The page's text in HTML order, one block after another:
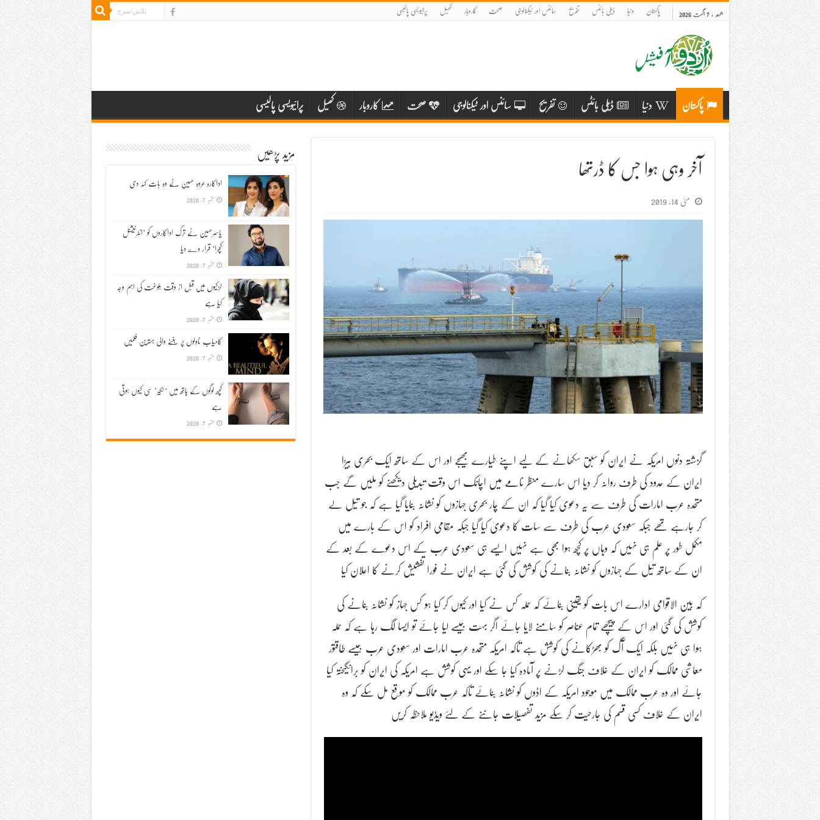
جمعہ , 7 اگست 2026 پاکستان دنیا ڈیلی بائٹس تفریح سائنس اور ٹیکنالوجی صحت کاروبار کھیل پرائیویسی پالیسی
پاکستان دنیا ڈیلی بائٹس تفریح سائنس اور ٹیکنالوجی صحت کاروبار کھیل پرائیویسی پالیسی
آخر وہی ہوا جس کا ڈرتھا
مئی 14, 2019
گزشتہ دنوں امریکہ نے ایران کو سبق سکھانے کے لیے اپنے طیارے بھیجے اور اس کے ساتھ ایک بحری بیڑا
ایران کے حدود کی طرف روانہ کر دیا اس سارے منظر نامے میں اچانک اس وقت تبدیلی دیکھنے کو ملیں گے جب
متحدہ عرب امارات کی طرف سے یہ دعویٰ کیا گیا کہ ان کے چار بحری جہازوں کو نشانہ بنایا گیا ہے کہ جو تیل لے
کر جارہے تھے جبکہ سعودی عرب کی طرف سے سات کا دعویٰ کیا گیا جبکہ مقامی افراد کو اس کے بارے میں
مکمل طور پر علم ہی نہیں کہ وہاں پر کچھ ہوا بھی ہے نہیں ایسے ہی سعودی عرب کے اس دعوے کے بعد کے
ان کے ساتھ تیل کے جہازوں کو نشانہ بنانے کی کوشش کی گئی ہے ایران نے فورا تفشیش کرنے کا اعلان کیا
کہ بین الاقوامی ادارے اس بات کو یقینی بنائے کہ حملہ کس نے کیا اور کیوں کر کیا ہو کس جہاز کو نشانہ بنانے کی
کوشش کی گئی اور اس کے پیچھے تمام عناصر کو سامنے لایا جائے اگر بہت جیسے لیا جائے تو ایسا لگ رہا ہے کہ حملہ
ہوا ہی نہیں بلکہ ایک آگ کو بھڑکانے کی کوشش ہے تاکہ امریکہ متحدہ عرب امارات اور سعودی عرب جیسے طاقتور
معاشی ممالک کو ایران کے خلاف جنگ لڑنے پر آمادہ کیا جا سکے اور یہی کوشش ہے امریکہ کی ایران کو برانگیختہ کیا
جائے اور وہ عرب ممالک میں موجود امریکہ کے اڈوں کو نشانہ بنائے تاکہ عرب ممالک کو موقع مل سکے کہ وہ
ایران کے خلاف کسی قسم کی جارحیت کر سکے مزید تفصیلات جاننے کے لئے ویڈیو ملاحظہ کریں
مزید پڑھیں
اداکارہ عروہ حسین نے وہ بات کہہ دی
ستمبر 7, 2020
یاسرحسین نے ترک اداکاروں کو ’انٹرنیشنل
کچرا‘ قرار دے دیا
ستمبر 7, 2020
لڑکیوں میں قبل از وقت بلوغت کی اہم وجہ
کیا ہے
ستمبر 7, 2020
کامیاب ناولوں پر بننے والی بہترین فلمیں
ستمبر 7, 2020
کچھ لوگوں کے ہاتھ میں ‘لکیر’ سی کیوں ہوتی
ہے
ستمبر 7, 2020